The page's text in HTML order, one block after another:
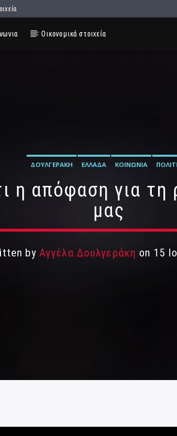
Οικονομικά στοιχεία
ΔΟΥΛΓΕΡΆΚΗ ΕΛΛΆΔΑ ΚΟΙΝΩΝΊΑ
η απόφαση για τη
μας
by Αγγέλα Δουλγεράκη on 15